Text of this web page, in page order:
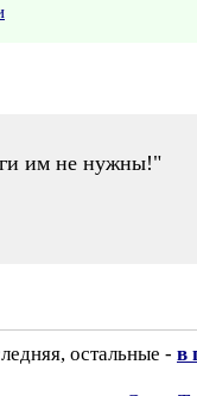
им не нужны!"
остальные - в